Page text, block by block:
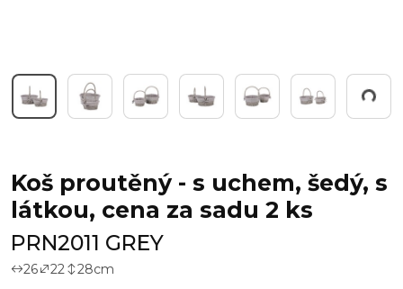
Pracuji...
Koš proutěný - s uchem, šedý, s
látkou, cena za sadu 2 ks
PRN2011 GREY
26 22 28cm